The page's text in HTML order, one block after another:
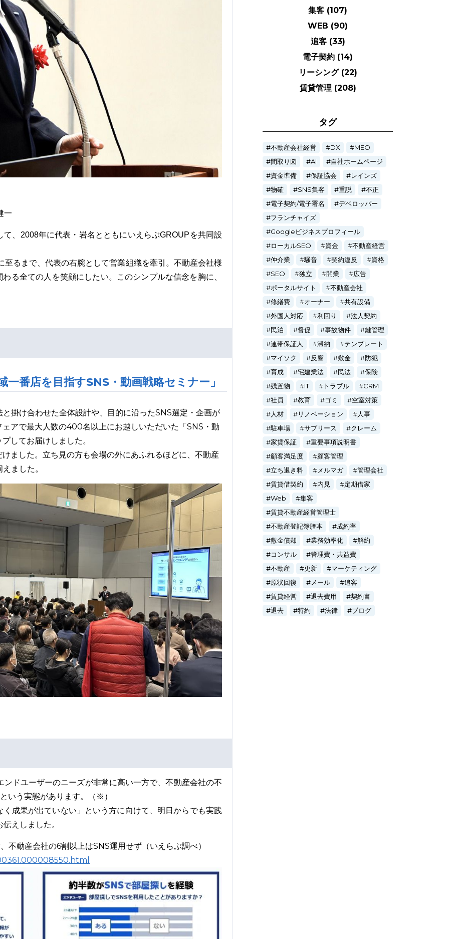
一
、2008年に代表・岩名とともにいえらぶGROUPを共同設
るまで、代表の右腕として営業組織を牽引。不動産会社様
る全ての人を笑顔にしたい。このシンプルな信念を胸に、
番店を目指すSNS・動画戦略セミナー」
掛け合わせた全体設計や、目的に沿ったSNS選定・企画が
アで最大人数の400名以上にお越しいただいた「SNS・動
してお届けしました。
ました。立ち見の方も会場の外にあふれるほどに、不動産
ました。
ドユーザーのニーズが非常に高い一方で、不動産会社の不
いう実態があります。（※）
成果が出ていない」という方に向けて、明日からでも実践
えしました。
動産会社の6割以上はSNS運用せず（いえらぶ調べ）
集客 (107)
WEB (90)
追客 (33)
電子契約 (14)
リーシング (22)
賃貸管理 (208)
タグ
不動産会社経営 DX
MEO
間取り図
AI
自社ホームページ
資金準備
保証協会
レインズ
物確
SNS集客 重説
不正
電子契約/電子署名
デベロッパー
フランチャイズ
Googleビジネスプロフィール
ローカルSEO
資金
不動産経営
仲介業
騒音 契約違反
資格
SEO
独立 開業
広告
ポータルサイト
不動産会社
修繕費
オーナー
共有設備
外国人対応
利回り
法人契約
民泊
督促 事故物件
鍵管理
連帯保証人
滞納
テンプレート
マイソク
反響 敷金
防犯
育成
宅建業法 民法
保険
残置物
IT トラブル
CRM
社員
教育 ゴミ
空室対策
人材
リノベーション
人事
駐車場
サブリース
クレーム
家賃保証
重要事項説明書
顧客満足度
顧客管理
立ち退き料
メルマガ
管理会社
賃貸借契約
内見
定期借家
Web
集客
賃貸不動産経営管理士
不動産登記簿謄本
成約率
敷金償却
業務効率化
解約
コンサル
管理費・共益費
不動産
更新
マーケティング
原状回復
メール
追客
賃貸経営
退去費用
契約書
退去
特約 法律 ブログ